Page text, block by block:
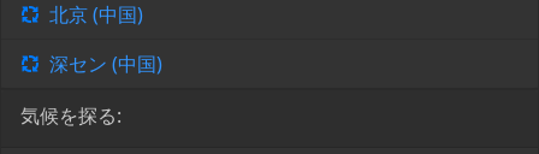
北京 (中国)
深セン (中国)
気候を探る: